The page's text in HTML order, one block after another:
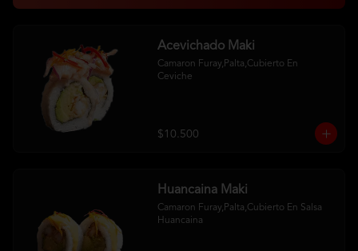
Acevichado Maki
Camaron Furay,Palta,Cubierto En
Ceviche
$10.500
Huancaina Maki
Camaron Furay,Palta,Cubierto En Salsa
Huancaina